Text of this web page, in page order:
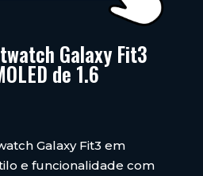
Galaxy Fit3
de 1.6
Galaxy Fit3 em
e funcionalidade com